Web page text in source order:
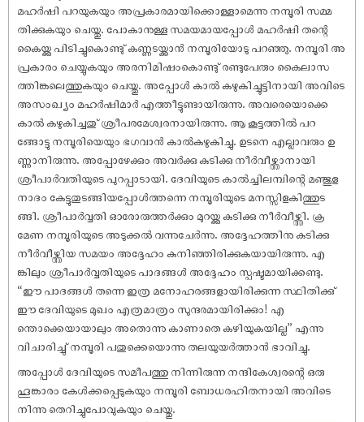
മഹർ‌ഷി പറയുകയും അപ്രകാരമായിക്കൊള്ളാമെന്നു നമ്പൂരി സമ്മ
തിക്കുകയും ചെയ്തു. പോകാനുള്ള സമയമായപ്പോൾ മഹർ‌ഷി തന്റെ
കൈയ്ക്കു പിടിച്ചുകൊണ്ടു് കണ്ണടയ്ക്കാൻ നമ്പൂരിയോടു പറഞ്ഞു. നമ്പൂരി അ
പ്രകാരം ചെയ്യുകയും അരനിമി‌ഷംകൊണ്ടു് രണ്ടുപേരും കൈലാസ
ത്തിങ്കലെത്തുകയും ചെയ്തു. അപ്പോൾ കാൽ കഴുകിച്ചൂട്ടിനായി അവിടെ
അസംഖ്യം മഹർ‌ഷിമാർ എത്തീട്ടുണ്ടായിരുന്നു. അവരെയൊക്കെ
കാൽ കഴുകിച്ചതു് ശ്രീപരമേശ്വരനായിരുന്നു. ആ കൂട്ടത്തിൽ പറ
ങ്ങോട്ടു നമ്പൂരിയെയും ഭഗവാൻ കാൽകഴുകിച്ചു. ഉടനെ എല്ലാവരും ഉ
ണ്ണാനിരുന്നു. അപ്പോഴേക്കും അവർക്കു കുടിക്കു നീർവീഴ്ത്താനായി
ശ്രീപാർവതിയുടെ പുറപ്പാടായി. ദേവിയുടെ കാൽച്ചിലമ്പിന്റെ മഞ്ജൂള
നാദം കേട്ടുതുടങ്ങിയപ്പോൾത്തന്നെ നമ്പൂരിയുടെ മനസ്സിളകിത്തുട
ങ്ങി. ശ്രീപാർവ്വതി ഓരോരുത്തർക്കും മുറയ്ക്കു കുടിക്കു നീർവീഴ്ത്തി. ക്ര
മേണ നമ്പൂരിയുടെ അടുക്കൽ വന്നുചേർന്നു. അദ്ദേഹത്തിനു കുടിക്കു
നീർവീഴ്ത്തിയ സമയം അദ്ദേഹം കുനിഞ്ഞിരിക്കുകയായിരുന്നു. എ
ങ്കിലും ശ്രീപാർവ്വതിയുടെ പാദങ്ങൾ അദ്ദേഹം സ്പഷ്ടമായിക്കണ്ടു.
“ഈ പാദങ്ങൾ തന്നെ ഇത്ര മനോഹരങ്ങളായിരിക്കുന്ന സ്ഥിതിക്കു്
ഈ ദേവിയുടെ മുഖം എത്രമാത്രം സുന്ദരമായിരിക്കും! എ
ന്തൊക്കെയായാലും അതൊന്നു കാണാതെ കഴിയുകയില്ല” എന്നു
വിചാരിച്ചു് നമ്പൂരി പതുക്കെയൊന്നു തലയുയർത്താൻ ഭാവിച്ചു.
അപ്പോൾ ദേവിയുടെ സമീപത്തു നിന്നിരുന്ന നന്ദികേശ്വരന്റെ ഒരു
ഹൂങ്കാരം കേൾക്കപ്പെടുകയും നമ്പൂരി ബോധരഹിതനായി അവിടെ
നിന്നു തെറിച്ചുപോവുകയും ചെയ്തു.